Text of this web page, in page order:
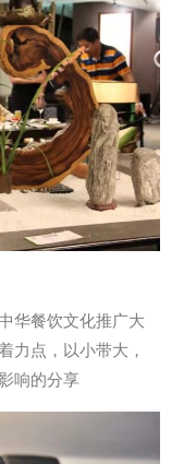
华餐饮文化推广大
力点，以小带大，
响的分享